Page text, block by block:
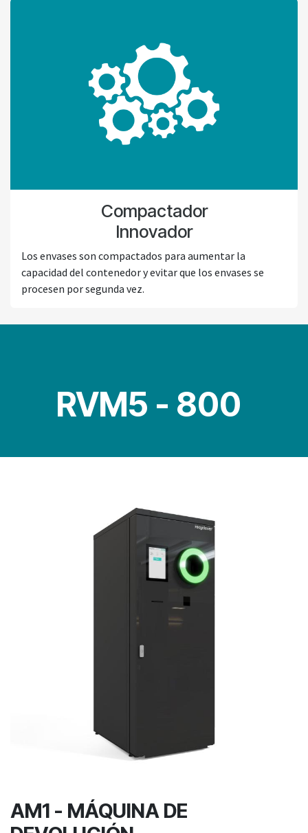
Compactador
Innovador
Los envases son compactados para aumentar la
capacidad del contenedor y evitar que los envases se
procesen por segunda vez.
RVM5 - 800
AM1 - MÁQUINA DE